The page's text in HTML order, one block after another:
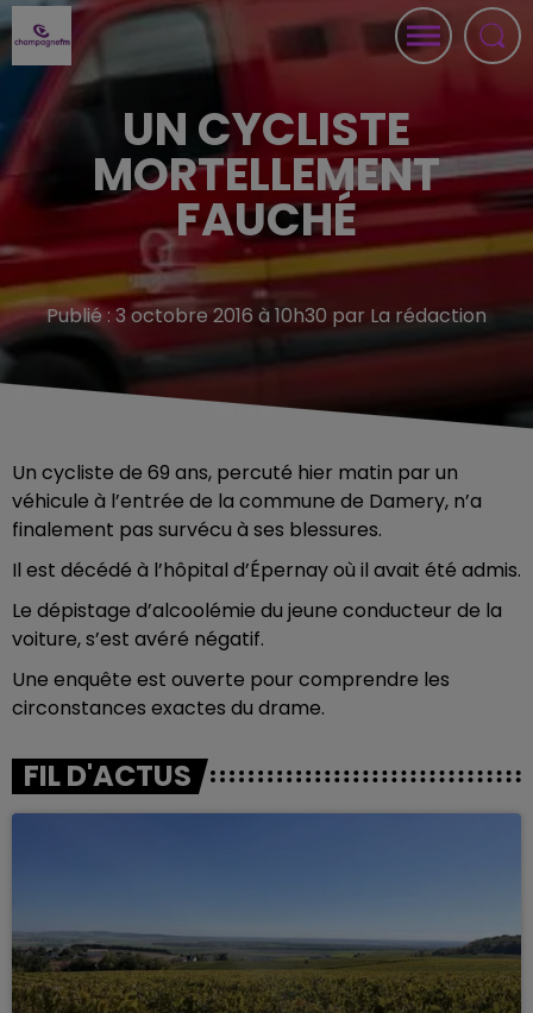
UN CYCLISTE
MORTELLEMENT
FAUCHÉ
Publié : 3 octobre 2016 à 10h30 par La rédaction
Un cycliste de 69 ans, percuté hier matin par un
véhicule à l’entrée de la commune de Damery, n’a
finalement pas survécu à ses blessures.
Il est décédé à l’hôpital d’Épernay où il avait été admis.
Le dépistage d’alcoolémie du jeune conducteur de la
voiture, s’est avéré négatif.
Une enquête est ouverte pour comprendre les
circonstances exactes du drame.
FIL D'ACTUS